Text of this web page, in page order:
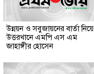
উন্নয়ন ও সবুজায়নের বার্তা নিয়ে
উত্তরখানে এমপি এস এম
জাহাঙ্গীর হোসেন